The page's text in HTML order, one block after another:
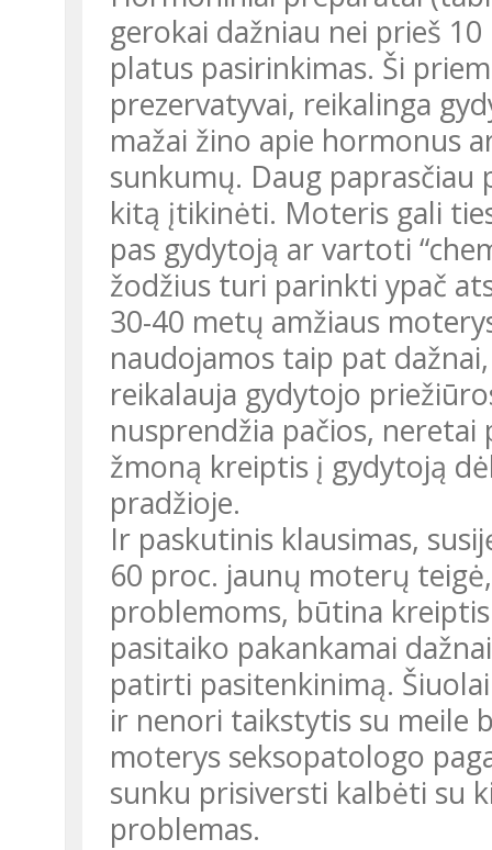
gerokai dažniau nei prieš
platus pasirinkimas. Ši
prezervatyvai, reikalinga
mažai žino apie hormonus
sunkumų. Daug
kitą įtikinėti. Moteris gali
pas gydytoją ar vartoti
žodžius turi parinkti ypač
30-40 metų amžiaus
naudojamos taip pat
reikalauja gydytojo
nusprendžia pačios,
žmoną kreiptis į gydytoją
pradžioje.
Ir paskutinis klausimas,
60 proc. jaunų moterų
problemoms, būtina
pasitaiko pakankamai
patirti pasitenkinimą.
ir nenori taikstytis su meile
moterys seksopatologo
sunku prisiversti kalbėti su
problemas.